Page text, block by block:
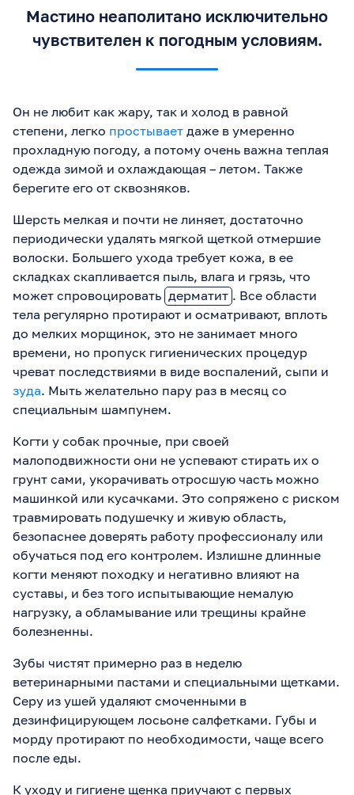
Мастино неаполитано исключительно
чувствителен к погодным условиям.
Он не любит как жару, так и холод в равной
степени, легко простывает даже в умеренно
прохладную погоду, а потому очень важна теплая
одежда зимой и охлаждающая – летом. Также
берегите его от сквозняков.
Шерсть мелкая и почти не линяет, достаточно
периодически удалять мягкой щеткой отмершие
волоски. Большего ухода требует кожа, в ее
складках скапливается пыль, влага и грязь, что
может спровоцировать дерматит . Все области
тела регулярно протирают и осматривают, вплоть
до мелких морщинок, это не занимает много
времени, но пропуск гигиенических процедур
чреват последствиями в виде воспалений, сыпи и
зуда. Мыть желательно пару раз в месяц со
специальным шампунем.
Когти у собак прочные, при своей
малоподвижности они не успевают стирать их о
грунт сами, укорачивать отросшую часть можно
машинкой или кусачками. Это сопряжено с риском
травмировать подушечку и живую область,
безопаснее доверять работу профессионалу или
обучаться под его контролем. Излишне длинные
когти меняют походку и негативно влияют на
суставы, и без того испытывающие немалую
нагрузку, а обламывание или трещины крайне
болезненны.
Зубы чистят примерно раз в неделю
ветеринарными пастами и специальными щетками.
Серу из ушей удаляют смоченными в
дезинфицирующем лосьоне салфетками. Губы и
морду протирают по необходимости, чаще всего
после еды.
К уходу и гигиене щенка приучают с первых